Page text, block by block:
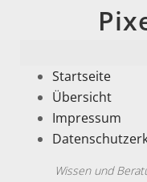
Startseite
Übersicht
Impressum
Wissen und